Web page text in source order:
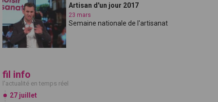
Artisan d'un jour 2017
23 mars
Semaine nationale de l'artisanat
fil info
l'actualité en temps réel
27 juillet